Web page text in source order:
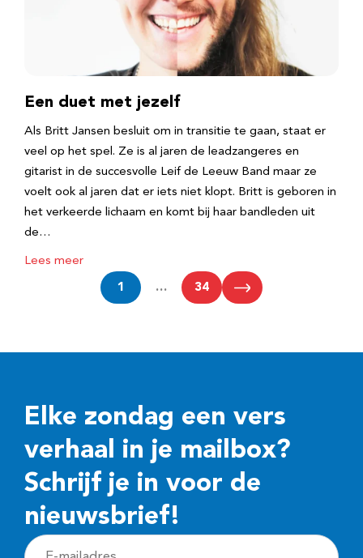
Een duet met jezelf
Als Britt Jansen besluit om in transitie te gaan, staat er
veel op het spel. Ze is al jaren de leadzangeres en
gitarist in de succesvolle Leif de Leeuw Band maar ze
voelt ook al jaren dat er iets niet klopt. Britt is geboren in
het verkeerde lichaam en komt bij haar bandleden uit
de…
Lees meer
1 … 34
Elke zondag een vers
verhaal in je mailbox?
Schrijf je in voor de
nieuwsbrief!
E